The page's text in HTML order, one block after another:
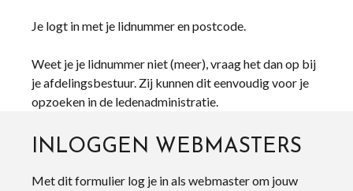
Je logt in met je lidnummer en postcode.
Weet je je lidnummer niet (meer), vraag het dan op bij
je afdelingsbestuur. Zij kunnen dit eenvoudig voor je
opzoeken in de ledenadministratie.
INLOGGEN WEBMASTERS
Met dit formulier log je in als webmaster om jouw